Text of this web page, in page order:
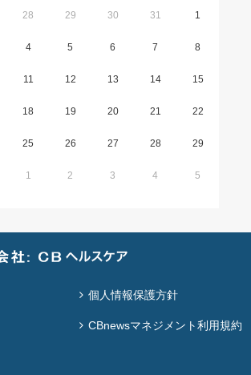
28 29 30 31 1
4 5 6 7 8
11 12 13 14 15
18 19 20 21 22
25 26 27 28 29
1 2 3 4 5
個人情報保護方針
CBnewsマネジメント利用規約